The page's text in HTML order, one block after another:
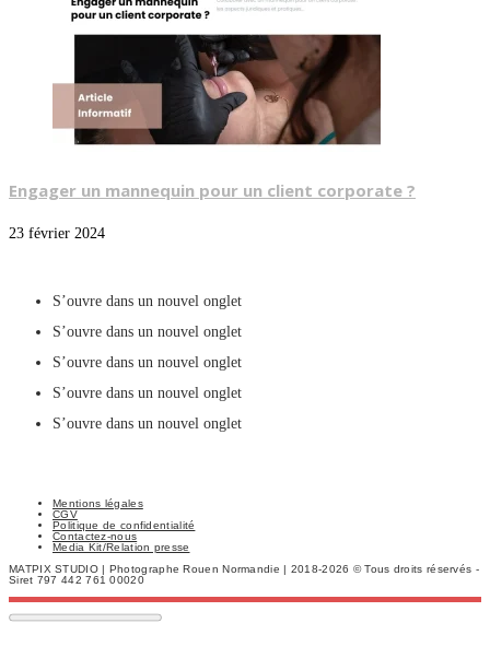
Engager un mannequin pour un client corporate ?
23 février 2024
S’ouvre dans un nouvel onglet
S’ouvre dans un nouvel onglet
S’ouvre dans un nouvel onglet
S’ouvre dans un nouvel onglet
S’ouvre dans un nouvel onglet
Mentions légales
CGV
Politique de confidentialité
Contactez-nous
Media Kit/Relation presse
MATPIX STUDIO | Photographe Rouen Normandie | 2018-2026 © Tous droits réservés -
Siret 797 442 761 00020